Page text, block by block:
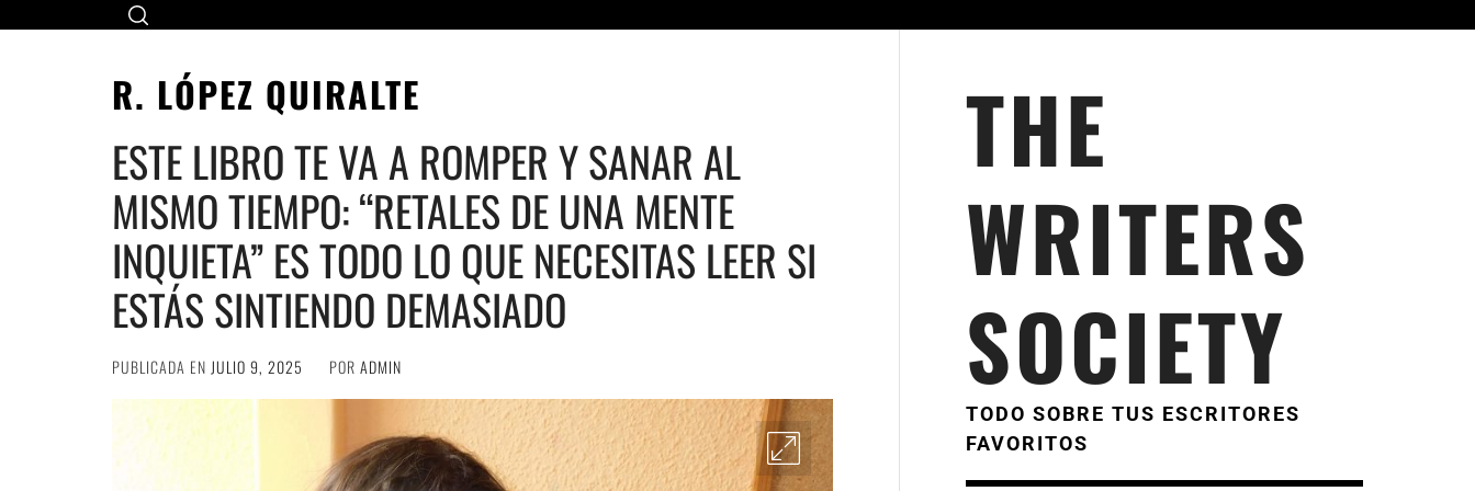
R. LÓPEZ QUIRALTE
ESTE LIBRO TE VA A ROMPER Y SANAR AL
MISMO TIEMPO: “RETALES DE UNA MENTE
INQUIETA” ES TODO LO QUE NECESITAS LEER SI
ESTÁS SINTIENDO DEMASIADO
PUBLICADA EN JULIO 9, 2025 POR ADMIN
THE
WRITERS
SOCIETY
TODO SOBRE TUS ESCRITORES
FAVORITOS